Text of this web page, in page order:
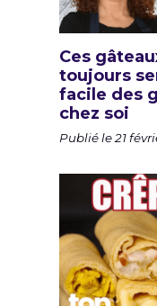
Ces
toujours
facile des
chez soi
Publié le 21